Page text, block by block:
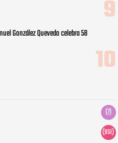
González Quevedo celebra 58
(7)
(951)